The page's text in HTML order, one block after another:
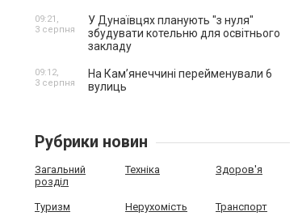
У Дунаївцях планують "з нуля"
збудувати котельню для освітнього
закладу
09:21,
3 серпня
На Камʼянеччині перейменували 6
вулиць
09:12,
3 серпня
Рубрики новин
Загальний
розділ
Техніка Здоров'я
Туризм Нерухомість Транспорт